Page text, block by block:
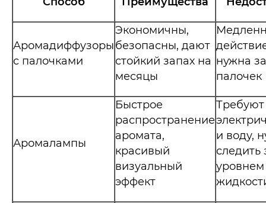
Аромадиффузоры
с палочками
Экономичны,
безопасны, дают
стойкий запах на
месяцы
нужна
палочек
Аромалампы
Быстрое
распространение
аромата,
красивый
визуальный
эффект
Требуют
и воду,
следить
уровнем